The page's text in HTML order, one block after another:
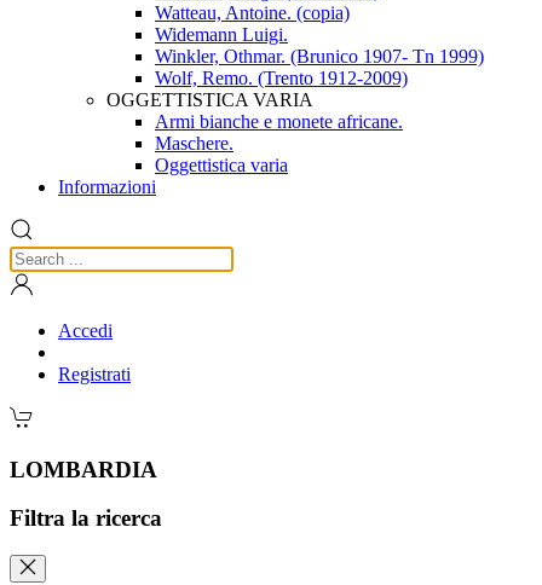
Watteau, Antoine. (copia)
Widemann Luigi.
Winkler, Othmar. (Brunico 1907- Tn 1999)
Wolf, Remo. (Trento 1912-2009)
OGGETTISTICA VARIA
Armi bianche e monete africane.
Maschere.
Oggettistica varia
Informazioni
Accedi
Registrati
LOMBARDIA
Filtra la ricerca